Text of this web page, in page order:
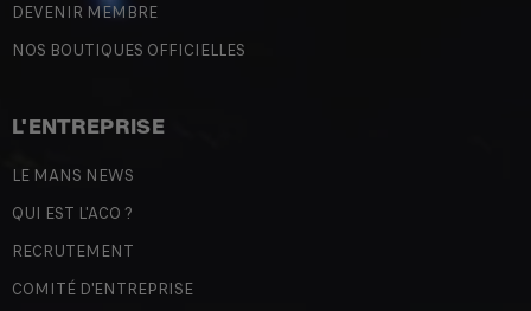
DEVENIR MEMBRE
NOS BOUTIQUES OFFICIELLES
L'ENTREPRISE
LE MANS NEWS
QUI EST L'ACO ?
RECRUTEMENT
COMITÉ D'ENTREPRISE